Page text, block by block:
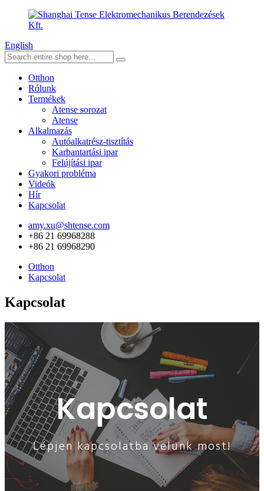
English
Otthon
Rólunk
Termékek
Atense sorozat
Atense
Alkalmazás
Autóalkatrész-tisztítás
Karbantartási ipar
Felújítási ipar
Gyakori probléma
Videók
Hír
Kapcsolat
amy.xu@shtense.com
+86 21 69968288
+86 21 69968290
Otthon
Kapcsolat
Kapcsolat
Kapcsolat
Lépjen kapcsolatba velünk most!